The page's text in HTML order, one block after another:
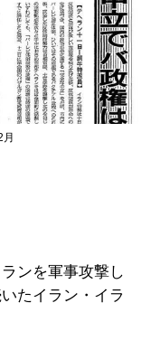
ンを軍事攻撃し
たイラン・イラ